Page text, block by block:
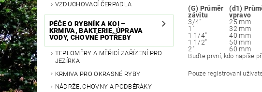
VZDUCHOVACÍ ČERPADLA
PÉČE O RYBNÍK A KOI –
KRMIVA, BAKTERIE, ÚPRAVA
VODY, CHOVNÉ POTŘEBY
TEPLOMĚRY A MĚŘICÍ ZAŘÍZENÍ PRO
JEZÍRKA
KRMIVA PRO OKRASNÉ RYBY
NÁDRŽE, CHOVNY A PODBĚRÁKY
(G) Průměr
závitu
(d1)
vpravo
3/4"
25 mm
1"
32 mm
1 1/4"
40 mm
1 1/2"
50 mm
2"
60 mm
Buďte první, kdo napíše
Pouze registrovaní